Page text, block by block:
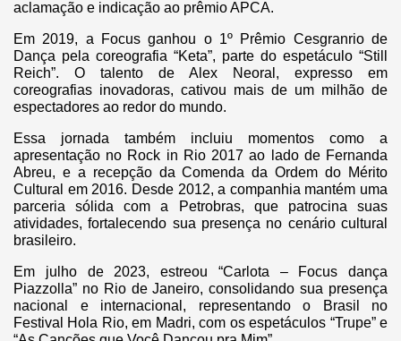
aclamação e indicação ao prêmio APCA.
Em 2019, a Focus ganhou o 1º Prêmio Cesgranrio de
Dança pela coreografia “Keta”, parte do espetáculo “Still
Reich”. O talento de Alex Neoral, expresso em
coreografias inovadoras, cativou mais de um milhão de
espectadores ao redor do mundo.
Essa jornada também incluiu momentos como a
apresentação no Rock in Rio 2017 ao lado de Fernanda
Abreu, e a recepção da Comenda da Ordem do Mérito
Cultural em 2016. Desde 2012, a companhia mantém uma
parceria sólida com a Petrobras, que patrocina suas
atividades, fortalecendo sua presença no cenário cultural
brasileiro.
Em julho de 2023, estreou “Carlota – Focus dança
Piazzolla” no Rio de Janeiro, consolidando sua presença
nacional e internacional, representando o Brasil no
Festival Hola Rio, em Madri, com os espetáculos “Trupe” e